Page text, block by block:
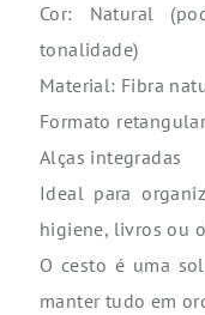
Cor: Natural
tonalidade)
Material: Fibra
Formato retangular
Alças integradas
Ideal para
higiene, livros ou
O cesto é uma
manter tudo em